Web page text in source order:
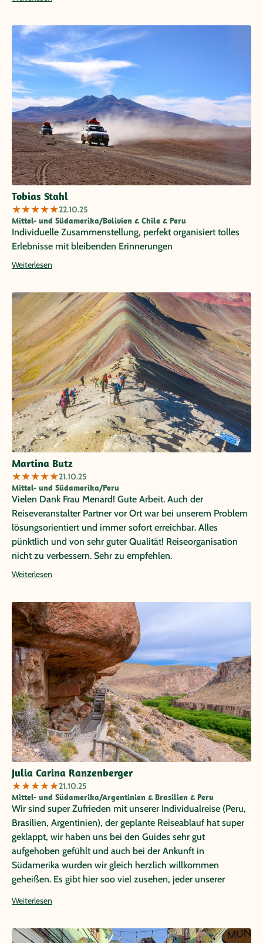
Tobias Stahl
★★★★★22.10.25
Mittel- und Südamerika/Bolivien & Chile & Peru
Individuelle Zusammenstellung, perfekt organisiert tolles
Erlebnisse mit bleibenden Erinnerungen
Weiterlesen
Martina Butz
★★★★★21.10.25
Mittel- und Südamerika/Peru
Vielen Dank Frau Menard! Gute Arbeit. Auch der
Reiseveranstalter Partner vor Ort war bei unserem Problem
lösungsorientiert und immer sofort erreichbar. Alles
pünktlich und von sehr guter Qualität! Reiseorganisation
nicht zu verbessern. Sehr zu empfehlen.
Weiterlesen
Julia Carina Ranzenberger
★★★★★21.10.25
Mittel- und Südamerika/Argentinien & Brasilien & Peru
Wir sind super Zufrieden mit unserer Individualreise (Peru,
Brasilien, Argentinien), der geplante Reiseablauf hat super
geklappt, wir haben uns bei den Guides sehr gut
aufgehoben gefühlt und auch bei der Ankunft in
Südamerika wurden wir gleich herzlich willkommen
geheißen. Es gibt hier soo viel zusehen, jeder unserer
nicht sagen was uns am Besten gefallen hat. Auch das
September/Oktober) Zwar konnten wir nicht baden, dafür
Weiterlesen